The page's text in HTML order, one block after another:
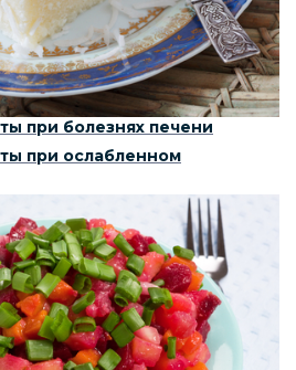
при болезнях печени
при ослабленном